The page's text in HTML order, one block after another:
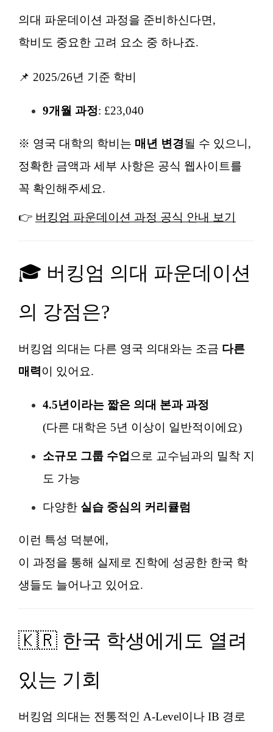
의대 파운데이션 과정을 준비하신다면,
학비도 중요한 고려 요소 중 하나죠.
📌 2025/26년 기준 학비
9개월 과정: £23,040
※ 영국 대학의 학비는 매년 변경될 수 있으니,
정확한 금액과 세부 사항은 공식 웹사이트를
꼭 확인해주세요.
👉 버킹엄 파운데이션 과정 공식 안내 보기
🎓 버킹엄 의대 파운데이션
의 강점은?
버킹엄 의대는 다른 영국 의대와는 조금 다른
매력이 있어요.
4.5년이라는 짧은 의대 본과 과정
(다른 대학은 5년 이상이 일반적이에요)
소규모 그룹 수업 으로 교수님과의 밀착 지
도 가능
다양한 실습 중심의 커리큘럼
이런 특성 덕분에,
이 과정을 통해 실제로 진학에 성공한 한국 학
생들도 늘어나고 있어요.
🇰🇷 한국 학생에게도 열려
있는 기회
버킹엄 의대는 전통적인 A-Level이나 IB 경로